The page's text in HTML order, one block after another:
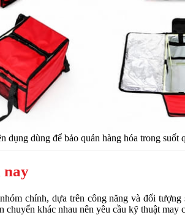
dụng dùng để bảo quản hàng hóa trong suốt
nay
chính, dựa trên công năng và đối
khác nhau nên yêu cầu kỹ thuật may